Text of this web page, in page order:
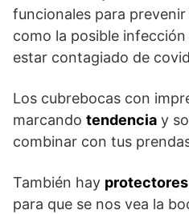
funcionales para
como la posible
estar contagiado de
Los cubrebocas con
marcando tendencia y
combinar con tus
También hay
para que se nos vea la